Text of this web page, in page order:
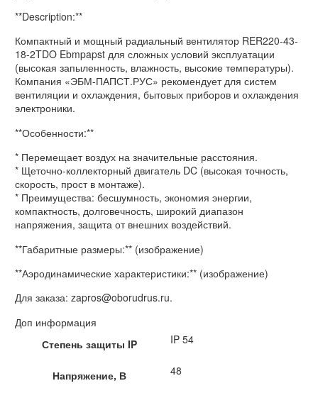
**Description:**
Компактный и мощный радиальный вентилятор RER220-43-
18-2TDO Ebmpapst для сложных условий эксплуатации
(высокая запыленность, влажность, высокие температуры).
Компания «ЭБМ-ПАПСТ.РУС» рекомендует для систем
вентиляции и охлаждения, бытовых приборов и охлаждения
электроники.
**Особенности:**
* Перемещает воздух на значительные расстояния.
* Щеточно-коллекторный двигатель DC (высокая точность,
скорость, прост в монтаже).
* Преимущества: бесшумность, экономия энергии,
компактность, долговечность, широкий диапазон
напряжения, защита от внешних воздействий.
**Габаритные размеры:** (изображение)
**Аэродинамические характеристики:** (изображение)
Для заказа: zapros@oborudrus.ru.
Доп информация
Степень защиты IP
IP 54
Напряжение, В 48